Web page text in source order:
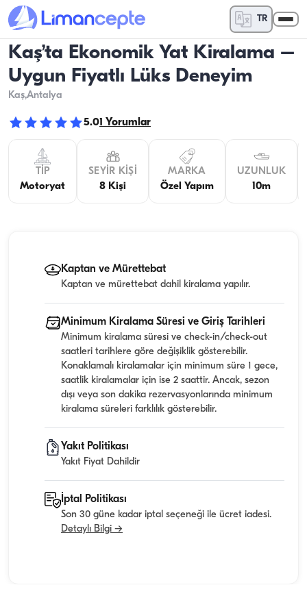
TR
Kaş’ta Ekonomik Yat Kiralama –
Uygun Fiyatlı Lüks Deneyim
Kaş,Antalya
5.01 Yorumlar
TIP
Motoryat
SEYIR KIŞI
8 Kişi
MARKA
Özel Yapım
UZUNLUK
10m
Kaptan ve Mürettebat
Kaptan ve mürettebat dahil kiralama yapılır.
Minimum Kiralama Süresi ve Giriş Tarihleri
Minimum kiralama süresi ve check-in/check-out
saatleri tarihlere göre değişiklik gösterebilir.
Konaklamalı kiralamalar için minimum süre 1 gece,
saatlik kiralamalar için ise 2 saattir. Ancak, sezon
dışı veya son dakika rezervasyonlarında minimum
kiralama süreleri farklılık gösterebilir.
Yakıt Politikası
Yakıt Fiyat Dahildir
İptal Politikası
Son 30 güne kadar iptal seçeneği ile ücret iadesi.
Detaylı Bilgi →